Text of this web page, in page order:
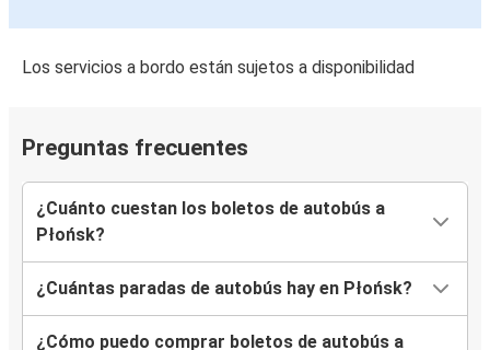
Los servicios a bordo están sujetos a disponibilidad
Preguntas frecuentes
¿Cuánto cuestan los boletos de autobús a
Płońsk?
¿Cuántas paradas de autobús hay en Płońsk?
¿Cómo puedo comprar boletos de autobús a